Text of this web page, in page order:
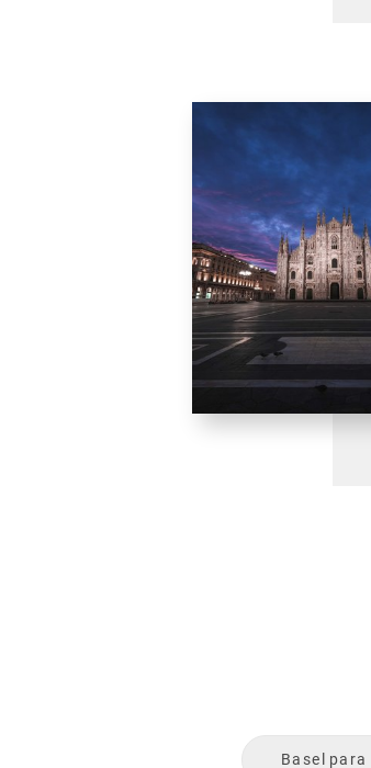
Basel para